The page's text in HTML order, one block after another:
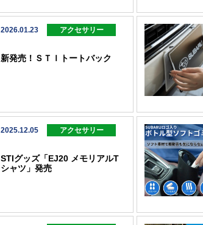
2026.01.23 アクセサリー
新発売！ＳＴＩトートバック
2025.12.05 アクセサリー
STIグッズ「EJ20 メモリアルT
シャツ」発売